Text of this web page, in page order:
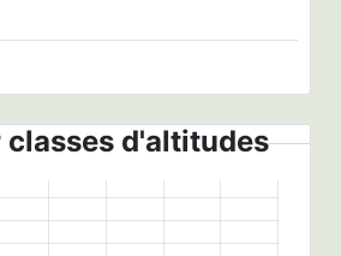
d'altitudes